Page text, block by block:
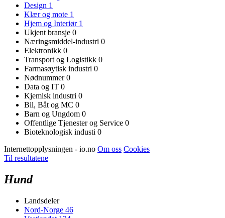
Design 1
Klær og mote 1
Hjem og Interiør 1
Ukjent bransje 0
Næringsmiddel-industri 0
Elektronikk 0
Transport og Logistikk 0
Farmasøytisk industri 0
Nødnummer0
Data og IT 0
Kjemisk industri 0
Bil, Båt og MC 0
Barn og Ungdom 0
Offentlige Tjenester og Service 0
Bioteknologisk industi 0
Internettopplysningen - io.no Om oss Cookies
Til resultatene
Hund
Landsdeler
Nord-Norge 46